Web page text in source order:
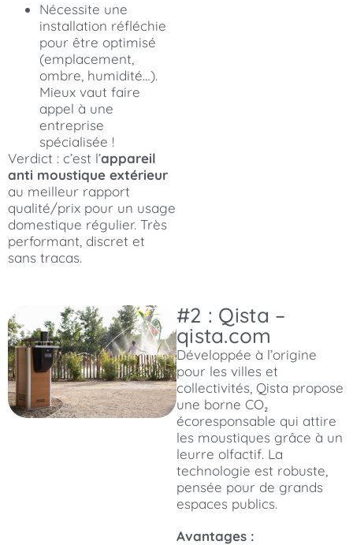
Nécessite une
installation réfléchie
pour être optimisé
(emplacement,
ombre, humidité…).
Mieux vaut faire
appel à une
entreprise
spécialisée !
Verdict : c’est l’appareil
anti moustique extérieur
au meilleur rapport
qualité/prix pour un usage
domestique régulier. Très
performant, discret et
sans tracas.
#2 : Qista –
qista.com
Développée à l’origine
pour les villes et
collectivités, Qista propose
une borne CO₂
écoresponsable qui attire
les moustiques grâce à un
leurre olfactif. La
technologie est robuste,
pensée pour de grands
espaces publics.
Avantages :